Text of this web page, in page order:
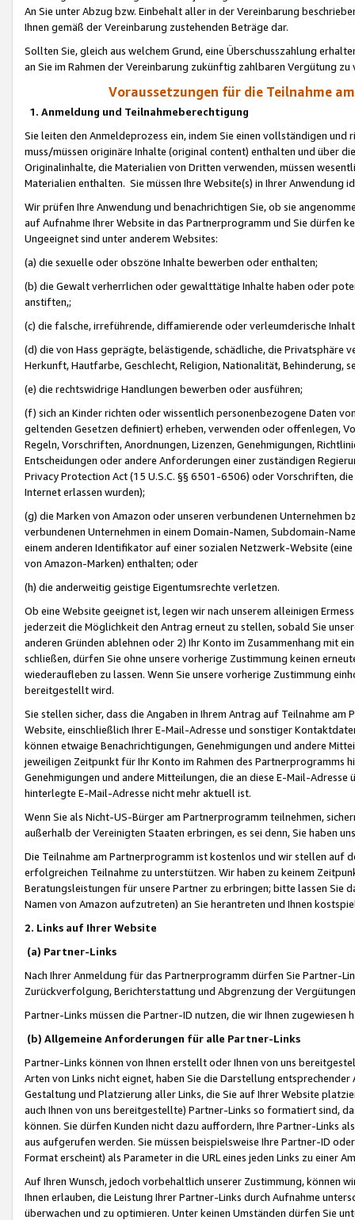
An Sie unter Abzug bzw. Einbehalt aller in der Vereinbarung
Ihnen gemäß der Vereinbarung zustehenden Beträge dar.
Sollten Sie, gleich aus welchem Grund, eine Überschusszahlung
an Sie im Rahmen der Vereinbarung zukünftig zahlbaren Vergütung zu
Voraussetzungen für die Teilnahme
1. Anmeldung und Teilnahmeberechtigung
Sie leiten den Anmeldeprozess ein, indem Sie einen vollständigen
muss/müssen originäre Inhalte (original content) enthalten und über
Originalinhalte, die Materialien von Dritten verwenden, müssen
Materialien enthalten. Sie müssen Ihre Website(s) in Ihrer Anwendung
Wir prüfen Ihre Anwendung und benachrichtigen Sie, ob sie
auf Aufnahme Ihrer Website in das Partnerprogramm und Sie dürfen
Ungeeignet sind unter anderem Websites:
(a) die sexuelle oder obszöne Inhalte bewerben oder enthalten;
(b) die Gewalt verherrlichen oder gewalttätige Inhalte haben oder
anstiften,;
(c) die falsche, irreführende, diffamierende oder verleumderische
(d) die von Hass geprägte, belästigende, schädliche, die Privatsphäre
Herkunft, Hautfarbe, Geschlecht, Religion, Nationalität, Behinderung,
(e) die rechtswidrige Handlungen bewerben oder ausführen;
(f) sich an Kinder richten oder wissentlich personenbezogene Daten
geltenden Gesetzen definiert) erheben, verwenden oder offenlegen,
Regeln, Vorschriften, Anordnungen, Lizenzen, Genehmigungen,
Entscheidungen oder andere Anforderungen einer zuständigen
Privacy Protection Act (15 U.S.C. §§ 6501-6506) oder Vorschriften,
Internet erlassen wurden);
(g) die Marken von Amazon oder unseren verbundenen Unternehmen
verbundenen Unternehmen in einem Domain-Namen, Subdomain-
einem anderen Identifikator auf einer sozialen Netzwerk-Website
von Amazon-Marken) enthalten; oder
(h) die anderweitig geistige Eigentumsrechte verletzen.
Ob eine Website geeignet ist, legen wir nach unserem alleinigen
jederzeit die Möglichkeit den Antrag erneut zu stellen, sobald Sie
anderen Gründen ablehnen oder 2) Ihr Konto im Zusammenhang mit
schließen, dürfen Sie ohne unsere vorherige Zustimmung keinen
wiederaufleben zu lassen. Wenn Sie unsere vorherige Zustimmung
bereitgestellt wird.
Sie stellen sicher, dass die Angaben in Ihrem Antrag auf Teilnahme
Website, einschließlich Ihrer E-Mail-Adresse und sonstiger
können etwaige Benachrichtigungen, Genehmigungen und andere
jeweiligen Zeitpunkt für Ihr Konto im Rahmen des Partnerprogramms
Genehmigungen und andere Mitteilungen, die an diese E-Mail-
hinterlegte E-Mail-Adresse nicht mehr aktuell ist.
Wenn Sie als Nicht-US-Bürger am Partnerprogramm teilnehmen,
außerhalb der Vereinigten Staaten erbringen, es sei denn, Sie haben
Die Teilnahme am Partnerprogramm ist kostenlos und wir stellen auf
erfolgreichen Teilnahme zu unterstützen. Wir haben zu keinem
Beratungsleistungen für unsere Partner zu erbringen; bitte lassen Sie
Namen von Amazon aufzutreten) an Sie herantreten und Ihnen
2. Links auf Ihrer Website
(a) Partner-Links
Nach Ihrer Anmeldung für das Partnerprogramm dürfen Sie Partner-
Zurückverfolgung, Berichterstattung und Abgrenzung der
Partner-Links müssen die Partner-ID nutzen, die wir Ihnen zugewiesen
(b) Allgemeine Anforderungen für alle Partner-Links
Partner-Links können von Ihnen erstellt oder Ihnen von uns
Arten von Links nicht eignet, haben Sie die Darstellung
Gestaltung und Platzierung aller Links, die Sie auf Ihrer Website
auch Ihnen von uns bereitgestellte) Partner-Links so formatiert sind,
können. Sie dürfen Kunden nicht dazu auffordern, Ihre Partner-Links
aus aufgerufen werden. Sie müssen beispielsweise Ihre Partner-ID
Format erscheint) als Parameter in die URL eines jeden Links zu einer
Auf Ihren Wunsch, jedoch vorbehaltlich unserer Zustimmung, können
Ihnen erlauben, die Leistung Ihrer Partner-Links durch Aufnahme
überwachen und zu optimieren. Unter keinen Umständen dürfen Sie